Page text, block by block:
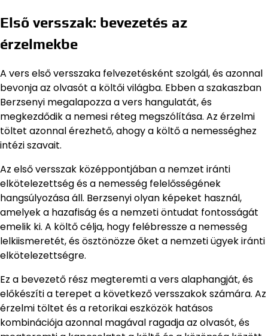
Első versszak: bevezetés az
érzelmekbe
A vers első versszaka felvezetésként szolgál, és azonnal
bevonja az olvasót a költői világba. Ebben a szakaszban
Berzsenyi megalapozza a vers hangulatát, és
megkezdődik a nemesi réteg megszólítása. Az érzelmi
töltet azonnal érezhető, ahogy a költő a nemességhez
intézi szavait.
Az első versszak középpontjában a nemzet iránti
elkötelezettség és a nemesség felelősségének
hangsúlyozása áll. Berzsenyi olyan képeket használ,
amelyek a hazafiság és a nemzeti öntudat fontosságát
emelik ki. A költő célja, hogy felébressze a nemesség
lelkiismeretét, és ösztönözze őket a nemzeti ügyek iránti
elkötelezettségre.
Ez a bevezető rész megteremti a vers alaphangját, és
előkészíti a terepet a következő versszakok számára. Az
érzelmi töltet és a retorikai eszközök hatásos
kombinációja azonnal magával ragadja az olvasót, és